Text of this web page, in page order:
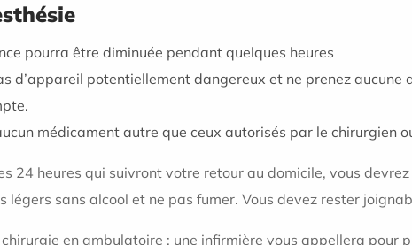
pourra être diminuée pendant quelques heures
d’appareil potentiellement dangereux et ne prenez
médicament autre que ceux autorisés par le chirurgien
24 heures qui suivront votre retour au domicile, vous
légers sans alcool et ne pas fumer. Vous devez rester
en ambulatoire : une infirmière vous appellera pour